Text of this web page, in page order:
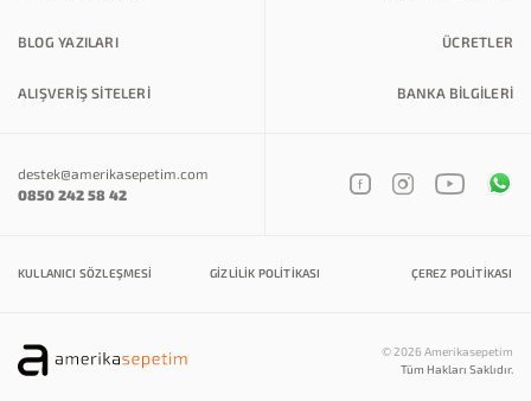
BLOG YAZILARI ÜCRETLER
ALIŞVERİŞ SİTELERİ BANKA BILGILERI
destek@amerikasepetim.com
0850 242 58 42
KULLANICI SÖZLEŞMESI GIZLILIK POLITIKASI ÇEREZ POLITIKASI
© 2026 Amerikasepetim
Tüm Hakları Saklıdır.